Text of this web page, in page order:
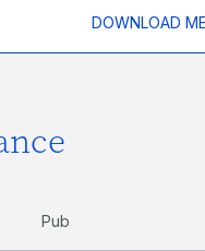
DOWNLOAD
Pub